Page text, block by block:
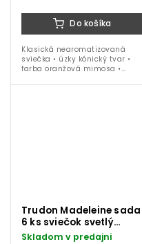
Do košíka
Klasická nearomatizovaná
sviečka • úzky kónický tvar •
farba oranžová mimosa •
6 ks balenie
Trudon Madeleine sada
6 ks sviečok svetlý
kameň 20 cm
Skladom v predajni